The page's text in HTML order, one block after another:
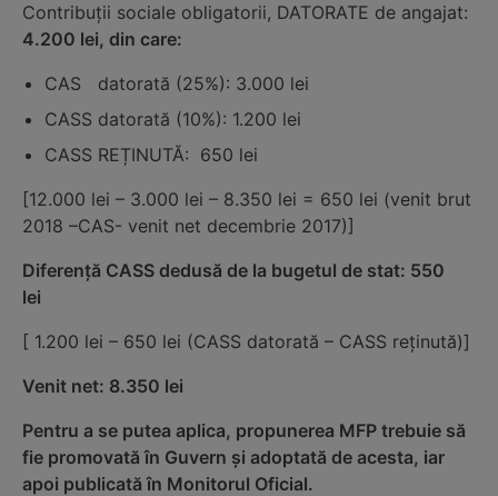
Contribuții sociale obligatorii, DATORATE de angajat:
4.200 lei, din care:
CAS datorată (25%): 3.000 lei
CASS datorată (10%): 1.200 lei
CASS REȚINUTĂ: 650 lei
[12.000 lei – 3.000 lei – 8.350 lei = 650 lei (venit brut
2018 –CAS- venit net decembrie 2017)]
Diferență CASS dedusă de la bugetul de stat: 550
lei
[ 1.200 lei – 650 lei (CASS datorată – CASS reținută)]
Venit net: 8.350 lei
Pentru a se putea aplica, propunerea MFP trebuie să
fie promovată în Guvern și adoptată de acesta, iar
apoi publicată în Monitorul Oficial.